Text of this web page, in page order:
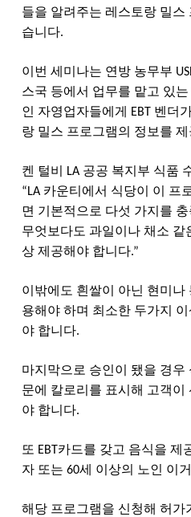
들을 알려주는 레스토랑 밀스
습니다.
이번 세미나는 연방 농무부
스국 등에서 업무를 맡고 있는
인 자영업자들에게 EBT 벤더
랑 밀스 프로그램의 정보를 제
켄 털비 LA 공공 복지부 식품
“LA 카운티에서 식당이 이 프
면 기본적으로 다섯 가지를
무엇보다도 과일이나 채소 같
상 제공해야 합니다.”
이밖에도 흰쌀이 아닌 현미나
용해야 하며 최소한 두가지 이
야 합니다.
마지막으로 승인이 됐을 경우
문에 칼로리를 표시해 고객이
야 합니다.
또 EBT카드를 갖고 음식을 제
자 또는 60세 이상의 노인 이
해당 프로그램을 신청해 허가